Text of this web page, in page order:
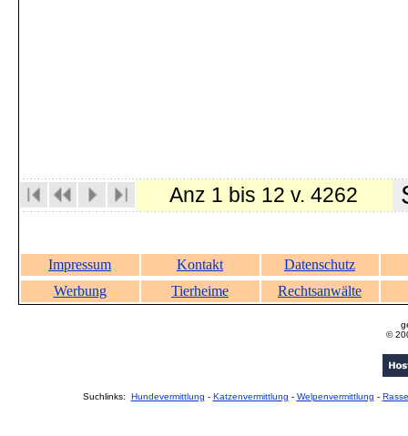
Anz 1 bis 12 v. 4262
Impressum Kontakt
Datenschutz
Werbung
Tierheime Rechtsanwälte
©
Suchlinks: Hundevermittlung - Katzenvermittlung - Welpenvermittlung -